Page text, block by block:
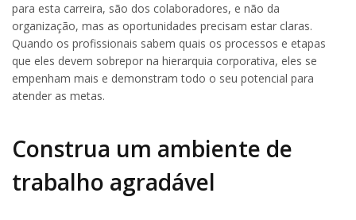
para esta carreira, são dos colaboradores, e não da
organização, mas as oportunidades precisam estar claras.
Quando os profissionais sabem quais os processos e etapas
que eles devem sobrepor na hierarquia corporativa, eles se
empenham mais e demonstram todo o seu potencial para
atender as metas.
Construa um ambiente de
trabalho agradável